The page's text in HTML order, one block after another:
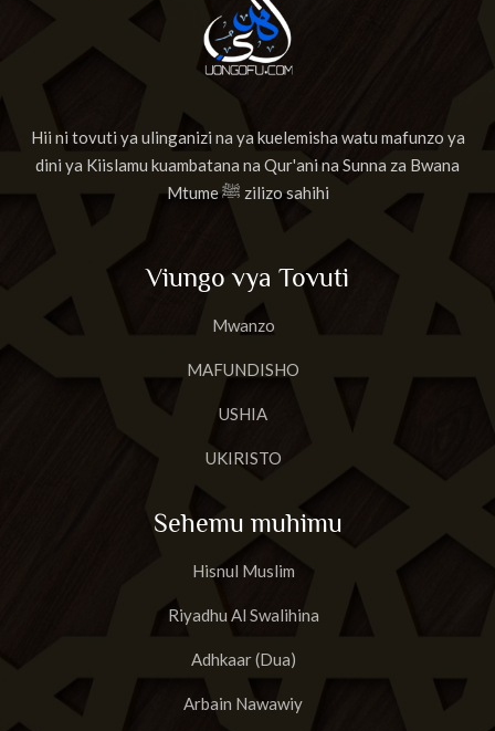
Hii ni tovuti ya ulinganizi na ya kuelemisha watu mafunzo ya
dini ya Kiislamu kuambatana na Qur'ani na Sunna za Bwana
Mtume ﷺ zilizo sahihi
Viungo vya Tovuti
Mwanzo
MAFUNDISHO
USHIA
UKIRISTO
Sehemu muhimu
Hisnul Muslim
Riyadhu Al Swalihina
Adhkaar (Dua)
Arbain Nawawiy